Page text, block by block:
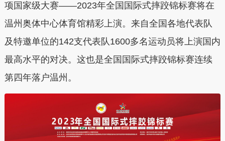
项国家级大赛——2023年全国国际式摔跤锦标赛将在
温州奥体中心体育馆精彩上演。来自全国各地代表队
及特邀单位的142支代表队1600多名运动员将上演国内
最高水平的对决。这也是全国国际式摔跤锦标赛连续
第四年落户温州。